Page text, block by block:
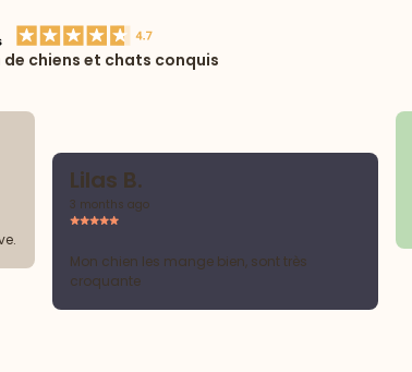
de chiens et chats conquis
Lilas B.
3 months ago
Mon chien les mange bien, sont très
croquante